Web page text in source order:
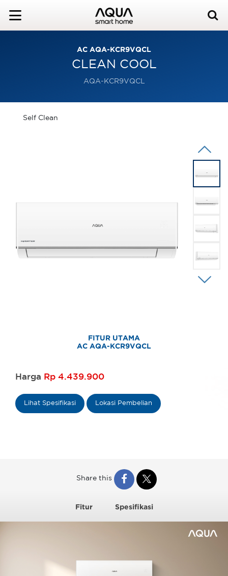
AC AQA-KCR9VQCL
CLEAN COOL
AQA-KCR9VQCL
Self Clean
FITUR UTAMA
AC AQA-KCR9VQCL
Harga Rp 4.439.900
Lihat Spesifikasi Lokasi Pembelian
Fitur Spesifikasi
Share this